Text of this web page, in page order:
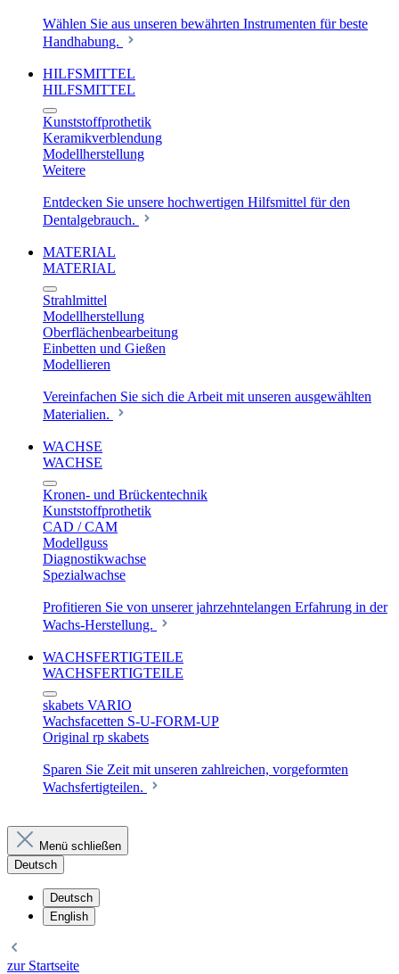
Wählen Sie aus unseren bewährten Instrumenten für beste
Handhabung.
HILFSMITTEL
HILFSMITTEL
Kunststoffprothetik
Keramikverblendung
Modellherstellung
Weitere
Entdecken Sie unsere hochwertigen Hilfsmittel für den
Dentalgebrauch.
MATERIAL
MATERIAL
Strahlmittel
Modellherstellung
Oberflächenbearbeitung
Einbetten und Gießen
Modellieren
Vereinfachen Sie sich die Arbeit mit unseren ausgewählten
Materialien.
WACHSE
WACHSE
Kronen- und Brückentechnik
Kunststoffprothetik
CAD / CAM
Modellguss
Diagnostikwachse
Spezialwachse
Profitieren Sie von unserer jahrzehntelangen Erfahrung in der
Wachs-Herstellung.
WACHSFERTIGTEILE
WACHSFERTIGTEILE
skabets VARIO
Wachsfacetten S-U-FORM-UP
Original rp skabets
Sparen Sie Zeit mit unseren zahlreichen, vorgeformten
Wachsfertigteilen.
Menü schließen
Deutsch
Deutsch
English
zur Startseite